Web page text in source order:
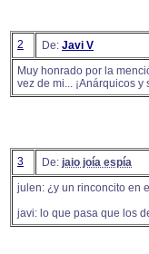
2 De: Javi V
Muy honrado por la
vez de mi... ¡Anárquicos
3 De: jaio joía espía
julen: ¿y un rinconcito en
javi: lo que pasa que los